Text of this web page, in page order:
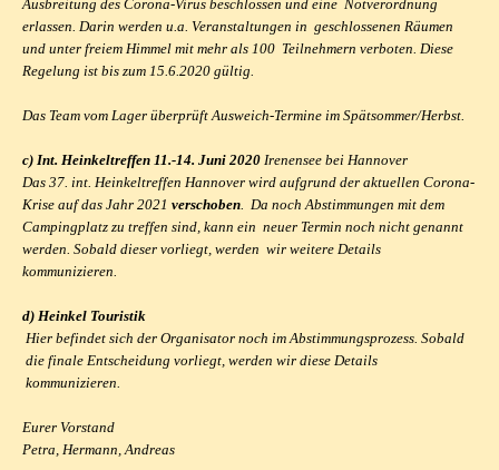
Ausbreitung des Corona-Virus beschlossen und eine Notverordnung
erlassen. Darin werden u.a. Veranstaltungen in geschlossenen Räumen
und unter freiem Himmel mit mehr als 100 Teilnehmern verboten. Diese
Regelung ist bis zum 15.6.2020 gültig.
Das Team vom Lager überprüft Ausweich-Termine im Spätsommer/Herbst.
c) Int. Heinkeltreffen 11.-14. Juni 2020 Irenensee bei Hannover
Das 37. int. Heinkeltreffen Hannover wird aufgrund der aktuellen Corona-
Krise auf das Jahr 2021 verschoben . Da noch Abstimmungen mit dem
Campingplatz zu treffen sind, kann ein neuer Termin noch nicht genannt
werden. Sobald dieser vorliegt, werden wir weitere Details
kommunizieren.
d) Heinkel Touristik
Hier befindet sich der Organisator noch im Abstimmungsprozess. Sobald
die finale Entscheidung vorliegt, werden wir diese Details
kommunizieren.
Eurer Vorstand
Petra, Hermann, Andreas